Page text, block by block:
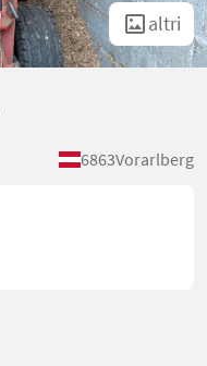
altri
6863Vorarlberg